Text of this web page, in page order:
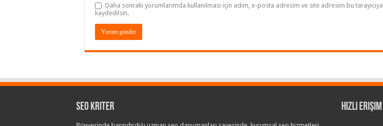
Daha sonraki yorumlarımda kullanılması için adım, e-posta adresim ve site adresim bu tarayıcıya
kaydedilsin.
Seo Kriter Hızlı Erişim